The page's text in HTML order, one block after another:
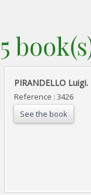
5
‎PIRANDELLO Luigi.‎
Reference : 3426
See the book